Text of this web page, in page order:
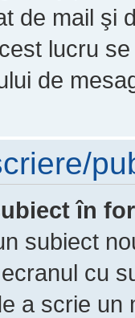
de mail şi
lucru
de
în
subiect
cu
a scrie un